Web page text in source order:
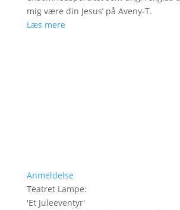
mig være din Jesus’ på Aveny-T.
Læs mere
Anmeldelse
Teatret Lampe:
'Et Juleeventyr'